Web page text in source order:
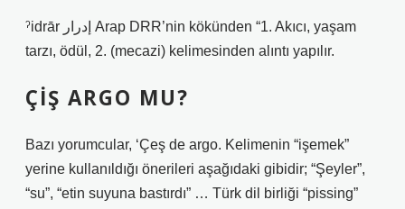
ˀidrār إدرار Arap DRR’nin kökünden “1. Akıcı, yaşam
tarzı, ödül, 2. (mecazi) kelimesinden alıntı yapılır.
ÇIŞ ARGO MU?
Bazı yorumcular, ‘Çeş de argo. Kelimenin “işemek”
yerine kullanıldığı önerileri aşağıdaki gibidir; “Şeyler”,
“su”, “etin suyuna bastırdı” … Türk dil birliği “pissing”